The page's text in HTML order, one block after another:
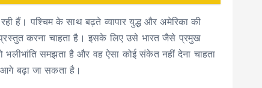
हैं। पश्चिम के साथ बढ़ते व्यापार युद्ध और अमेरिका की
करना चाहता है। इसके लिए उसे भारत जैसे प्रमुख
समझता है और वह ऐसा कोई संकेत नहीं देना चाहता
आगे बढ़ा जा सकता है।